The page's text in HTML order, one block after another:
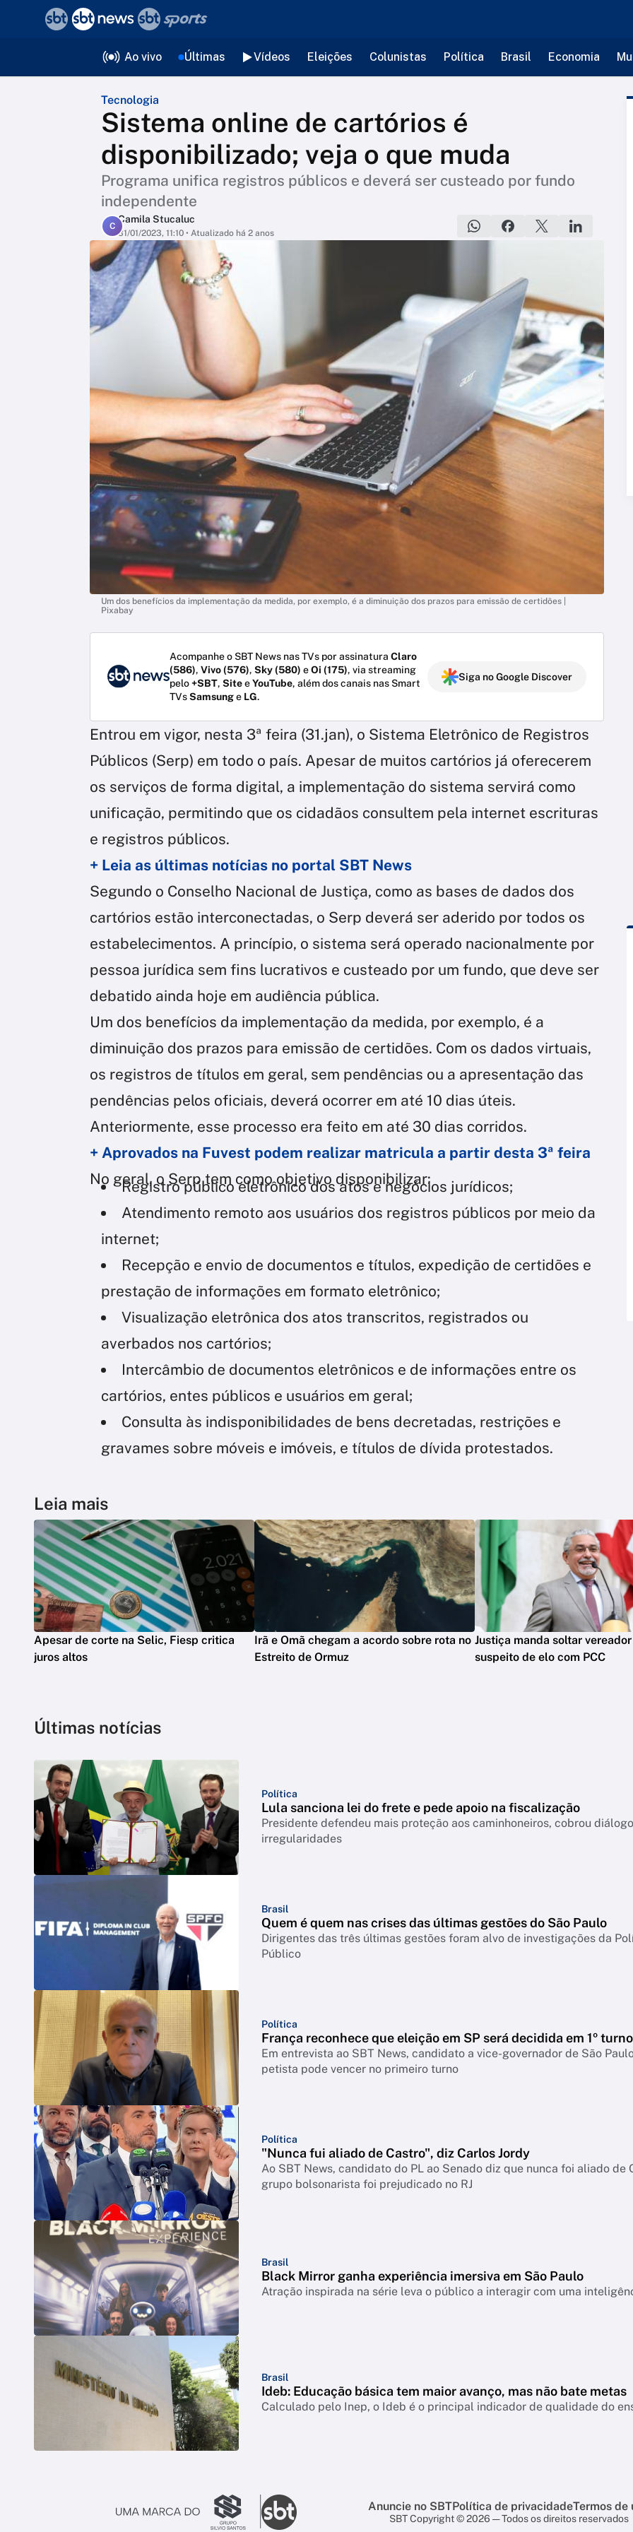
Ao vivo Últimas Vídeos Eleições Colunistas Política Brasil Economia
Tecnologia
Sistema online de cartórios é
disponibilizado; veja o que muda
Programa unifica registros públicos e deverá ser custeado por fundo
independente
C
Camila Stucaluc
31/01/2023, 11:10 • Atualizado há 2 anos
Um dos benefícios da implementação da medida, por exemplo, é a diminuição dos prazos para emissão de certidões |
Pixabay
Acompanhe o SBT News nas TVs por assinatura Claro
(586), Vivo (576), Sky (580) eOi (175), via streaming
pelo+SBT, SiteeYouTube, além dos canais nas Smart
TVsSamsunge LG.
Siga no Google Discover
Entrou em vigor, nesta 3ª feira (31.jan), o Sistema Eletrônico de Registros
Públicos (Serp) em todo o país. Apesar de muitos cartórios já oferecerem
os serviços de forma digital, a implementação do sistema servirá como
unificação, permitindo que os cidadãos consultem pela internet escrituras
e registros públicos.
+ Leia as últimas notícias no portal SBT News
Segundo o Conselho Nacional de Justiça, como as bases de dados dos
cartórios estão interconectadas, o Serp deverá ser aderido por todos os
estabelecimentos. A princípio, o sistema será operado nacionalmente por
pessoa jurídica sem fins lucrativos e custeado por um fundo, que deve ser
debatido ainda hoje em audiência pública.
Um dos benefícios da implementação da medida, por exemplo, é a
diminuição dos prazos para emissão de certidões. Com os dados virtuais,
os registros de títulos em geral, sem pendências ou a apresentação das
pendências pelos oficiais, deverá ocorrer em até 10 dias úteis.
Anteriormente, esse processo era feito em até 30 dias corridos.
+ Aprovados na Fuvest podem realizar matricula a partir desta 3ª feira
No geral, o Serp tem como objetivo disponibilizar:
Registro público eletrônico dos atos e negócios jurídicos;
Atendimento remoto aos usuários dos registros públicos por meio da
internet;
Recepção e envio de documentos e títulos, expedição de certidões e
prestação de informações em formato eletrônico;
Visualização eletrônica dos atos transcritos, registrados ou
averbados nos cartórios;
Intercâmbio de documentos eletrônicos e de informações entre os
cartórios, entes públicos e usuários em geral;
Consulta às indisponibilidades de bens decretadas, restrições e
gravames sobre móveis e imóveis, e títulos de dívida protestados.
Leia mais
Apesar de corte na Selic, Fiesp critica
juros altos
Irã e Omã chegam a acordo sobre rota no
Estreito de Ormuz
Justiça manda soltar
suspeito de elo com PCC
Últimas notícias
Política
Lula sanciona lei do frete e pede apoio na fiscalização
Presidente defendeu mais proteção aos caminhoneiros, cobrou
irregularidades
Brasil
Quem é quem nas crises das últimas gestões do São Paulo
Dirigentes das três últimas gestões foram alvo de investigações da
Público
Política
França reconhece que eleição em SP será decidida em 1º turno
Em entrevista ao SBT News, candidato a vice-governador de São
petista pode vencer no primeiro turno
Política
"Nunca fui aliado de Castro", diz Carlos Jordy
Ao SBT News, candidato do PL ao Senado diz que nunca foi aliado
grupo bolsonarista foi prejudicado no RJ
Brasil
Black Mirror ganha experiência imersiva em São Paulo
Atração inspirada na série leva o público a interagir com uma
Brasil
Ideb: Educação básica tem maior avanço, mas não bate metas
Calculado pelo Inep, o Ideb é o principal indicador de qualidade do
Anuncie no SBTPolítica de privacidadeTermos de
SBT Copyright © 2026 — Todos os direitos reservados
voltar
Editorias